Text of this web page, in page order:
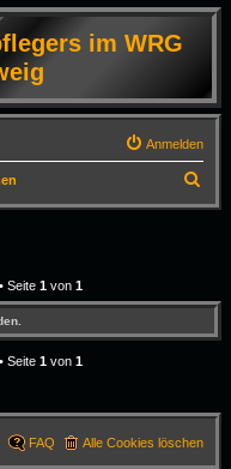
im WRG
Anmelden
u
Seite 1von 1
Seite 1von 1
Alle Cookies löschen
FAQ